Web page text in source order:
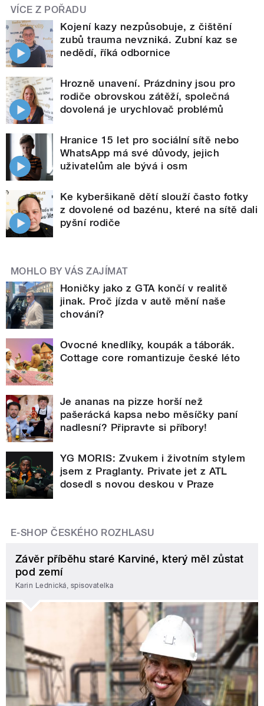
VÍCE Z POŘADU
Kojení kazy nezpůsobuje, z čištění
zubů trauma nevzniká. Zubní kaz se
nedědí, říká odbornice
Hrozně unavení. Prázdniny jsou pro
rodiče obrovskou zátěží, společná
dovolená je urychlovač problémů
Hranice 15 let pro sociální sítě nebo
WhatsApp má své důvody, jejich
uživatelům ale bývá i osm
Ke kyberšikaně dětí slouží často fotky
z dovolené od bazénu, které na sítě dali
pyšní rodiče
MOHLO BY VÁS ZAJÍMAT
Honičky jako z GTA končí v realitě
jinak. Proč jízda v autě mění naše
chování?
Ovocné knedlíky, koupák a táborák.
Cottage core romantizuje české léto
Je ananas na pizze horší než
pašerácká kapsa nebo měsíčky paní
nadlesní? Připravte si příbory!
YG MORIS: Zvukem i životním stylem
jsem z Praglanty. Private jet z ATL
dosedl s novou deskou v Praze
E-SHOP ČESKÉHO ROZHLASU
Závěr příběhu staré Karviné, který měl zůstat
pod zemí
Karin Lednická, spisovatelka